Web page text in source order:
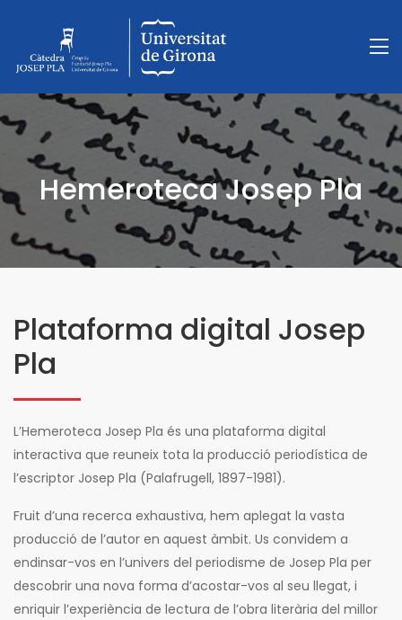
Hemeroteca Josep Pla
Plataforma digital Josep
Pla
L’Hemeroteca Josep Pla és una plataforma digital
interactiva que reuneix tota la producció periodística de
l’escriptor Josep Pla (Palafrugell, 1897-1981).
Fruit d’una recerca exhaustiva, hem aplegat la vasta
producció de l’autor en aquest àmbit. Us convidem a
endinsar-vos en l’univers del periodisme de Josep Pla per
descobrir una nova forma d’acostar-vos al seu llegat, i
enriquir l’experiència de lectura de l’obra literària del millor